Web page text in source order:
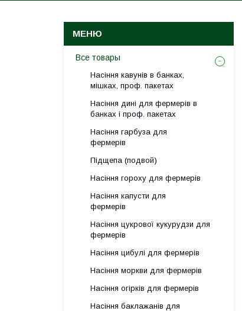
Все товары
Насіння кавунів в банках,
мішках, проф. пакетах
Насіння дині для фермерів в
банках і проф. пакетах
Насіння гарбуза для
фермерів
Підщепа (подвой)
Насіння гороху для фермерів
Насіння капусти для
фермерів
Насіння цукрової кукурудзи для
фермерів
Насіння цибулі для фермерів
Насіння моркви для фермерів
Насіння огірків для фермерів
Насіння баклажанів для